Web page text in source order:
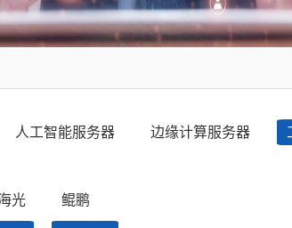
人工智能服务器 边缘计算服务器
光 鲲鹏